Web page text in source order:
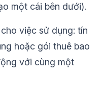
một cái bên dưới).
việc sử dụng: tín
hoặc gói thuê bao
với cùng một